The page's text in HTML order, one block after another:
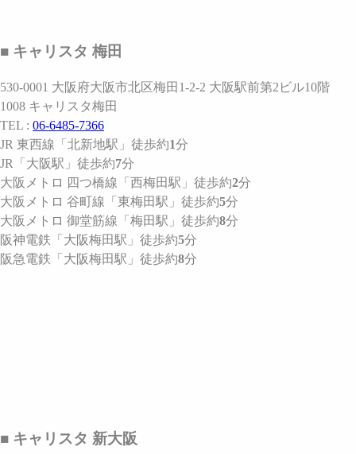
■ キャリスタ 梅田
530-0001 大阪府大阪市北区梅田1-2-2 大阪駅前第2ビル10階
1008 キャリスタ梅田
TEL : 06-6485-7366
JR 東西線 「北新地駅」 徒歩約1分
JR
「大阪駅」 徒歩約7分
大阪メトロ 四つ橋線 「西梅田駅」 徒歩約2分
大阪メトロ 谷町線 「東梅田駅」 徒歩約5分
大阪メトロ 御堂筋線 「梅田駅」 徒歩約8分
阪神電鉄 「大阪梅田駅」 徒歩約5分
阪急電鉄 「大阪梅田駅」 徒歩約8分
■ キャリスタ 新大阪